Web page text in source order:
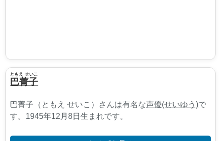
巴菁子
ともえ せいこ
巴菁子（ともえ せいこ）さんは有名な声優(せいゆう)で
す。1945年12月8日生まれです。